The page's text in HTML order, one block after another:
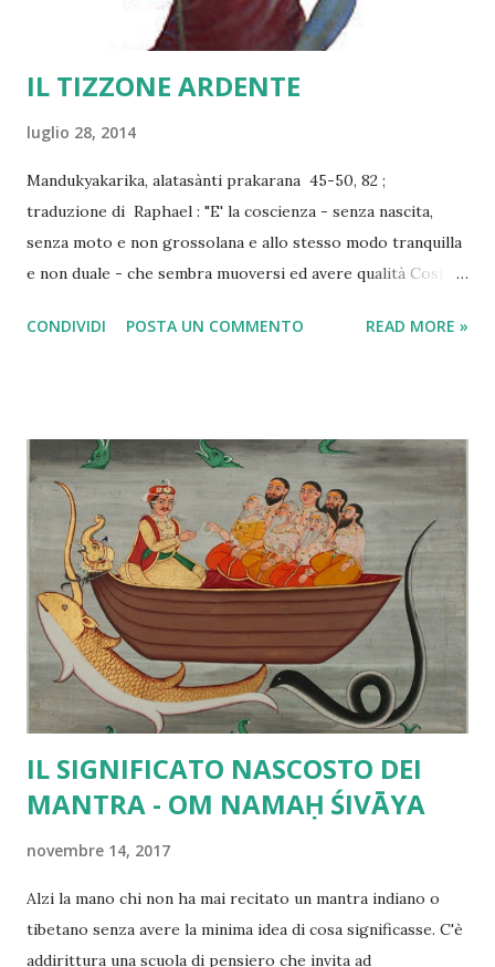
IL TIZZONE ARDENTE
luglio 28, 2014
Mandukyakarika, alatasànti prakarana 45-50, 82 ;
traduzione di Raphael : "E' la coscienza - senza nascita,
senza moto e non grossolana e allo stesso modo tranquilla
e non duale - che sembra muoversi ed avere qualità Così la
nascita. Coloro i quali conoscono ciò non cadono
conosciuto. Come il tizzone ardente quando non è in moto
diviene libero dalle apparenze e dalla nascita, cosi la
coscienza quando non è in movimento rimane libera dalle
apparenze e dalla nascita. Quando il tizzone ardente è in
moto , le apparenze non gli provengono da nessuna parte.
Né esse vanno in altro luogo quando il tizzone ardente è
fermo, né ad esso ritornano. Le apparenze non
provengono dal tizzone ardente a causa della loro
mancanza di sostanzialità. Anche nei...
CONDIVIDI POSTA UN COMMENTO READ MORE »
IL SIGNIFICATO NASCOSTO DEI
MANTRA - OM NAMAḤ ŚIVĀYA
novembre 14, 2017
Alzi la mano chi non ha mai recitato un mantra indiano o
tibetano senza avere la minima idea di cosa significasse. C'è
addirittura una scuola di pensiero che invita ad